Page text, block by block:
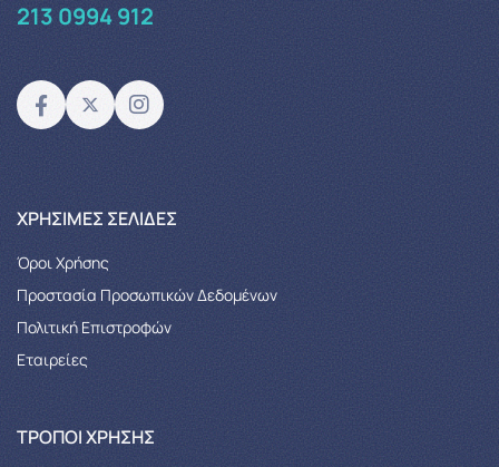
213 0994 912
XΡΉΣΙΜΕΣ ΣΕΛΊΔΕΣ
Όροι Χρήσης
Προστασία Προσωπικών Δεδομένων
Πολιτική Επιστροφών
Εταιρείες
ΤΡΌΠΟΙ ΧΡΉΣΗΣ